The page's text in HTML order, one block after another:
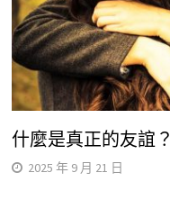
什麼是真正的友誼？
2025 年 9 月 21 日